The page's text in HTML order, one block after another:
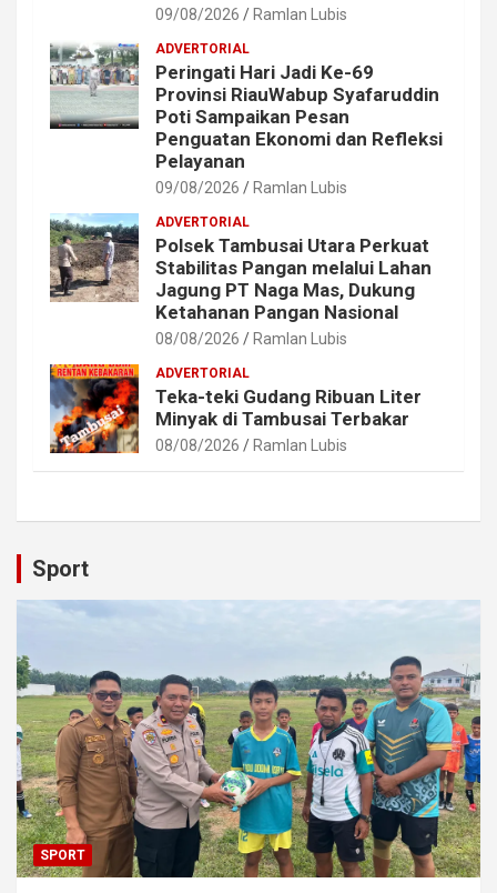
09/08/2026 Ramlan Lubis
ADVERTORIAL
Peringati Hari Jadi Ke-69
Provinsi RiauWabup Syafaruddin
Poti Sampaikan Pesan
Penguatan Ekonomi dan Refleksi
Pelayanan
09/08/2026 Ramlan Lubis
ADVERTORIAL
Polsek Tambusai Utara Perkuat
Stabilitas Pangan melalui Lahan
Jagung PT Naga Mas, Dukung
Ketahanan Pangan Nasional
08/08/2026 Ramlan Lubis
ADVERTORIAL
Teka-teki Gudang Ribuan Liter
Minyak di Tambusai Terbakar
08/08/2026 Ramlan Lubis
Sport
SPORT